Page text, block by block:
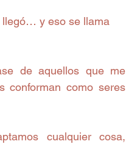
de aquellos que me
conforman como seres
cualquier cosa,